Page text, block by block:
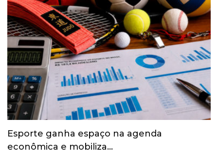
Esporte ganha espaço na agenda
econômica e mobiliza…